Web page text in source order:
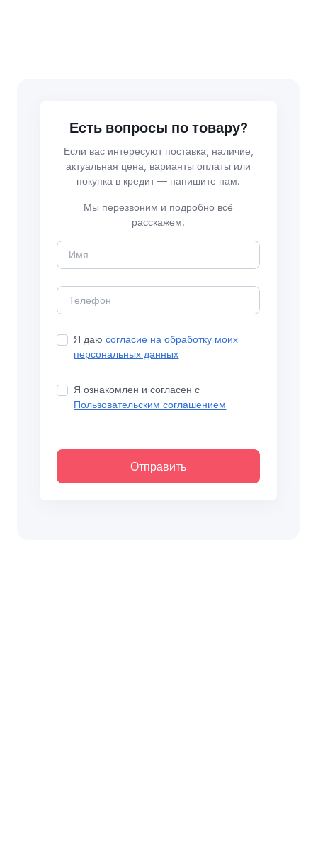
Есть вопросы по товару?
Если вас интересуют поставка, наличие,
актуальная цена, варианты оплаты или
покупка в кредит — напишите нам.
Мы перезвоним и подробно всё
расскажем.
Я даюсогласие на обработку моих
персональных данных
Я ознакомлен и согласен с
Пользовательским соглашением
Отправить